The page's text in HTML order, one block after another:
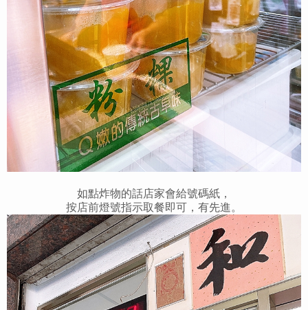
如點炸物的話店家會給號碼紙，
按店前燈號指示取餐即可，有先進。